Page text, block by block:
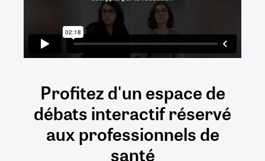
Profitez d'un espace de
débatsinteractifréservé
auxprofessionnels de
santé